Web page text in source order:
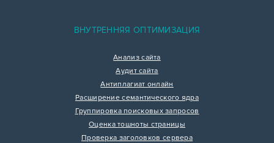
ВНУТРЕННЯЯ ОПТИМИЗАЦИЯ
Анализ сайта
Аудит сайта
Антиплагиат онлайн
Расширение семантического ядра
Группировка поисковых запросов
Оценка тошноты страницы
Проверка заголовков сервера